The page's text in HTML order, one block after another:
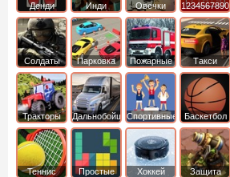
Денди Инди
Овечки
идут домой
1234567890
Солдаты
Парковка
машин
Пожарные
машины
Такси
Тракторы ДальнобойщикиСпортивные Баскетбол
Теннис Простые Хоккей
Защита